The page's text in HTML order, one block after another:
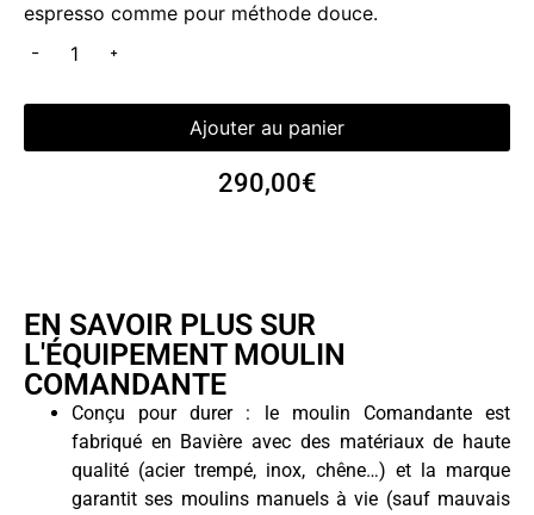
espresso comme pour méthode douce.
Ajouter au panier
290,00€
EN SAVOIR PLUS SUR
L'ÉQUIPEMENT MOULIN
COMANDANTE
Conçu pour durer : le moulin Comandante est
fabriqué en Bavière avec des matériaux de haute
qualité (acier trempé, inox, chêne…) et la marque
garantit ses moulins manuels à vie (sauf mauvais